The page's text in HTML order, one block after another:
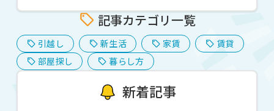
記事カテゴリ一覧
引越し 新生活 家賃
賃貸
部屋探し
暮らし方
新着記事